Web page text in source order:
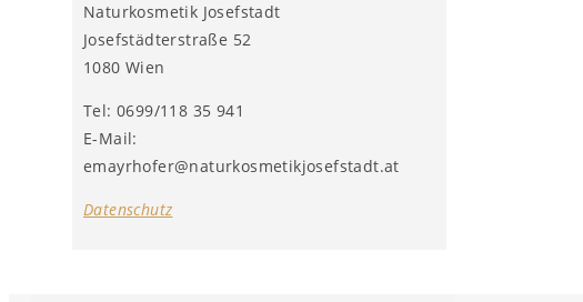
Naturkosmetik Josefstadt
Josefstädterstraße 52
1080 Wien
Tel: 0699/118 35 941
E-Mail:
emayrhofer@naturkosmetikjosefstadt.at
Datenschutz